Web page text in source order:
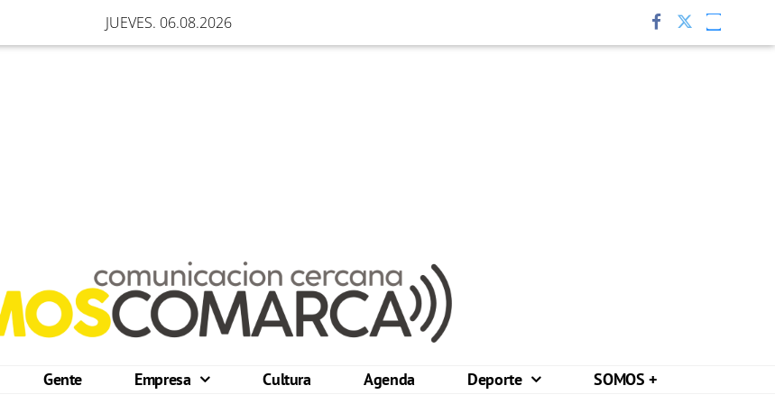
JUEVES. 06.08.2026
Gente Empresa Cultura Agenda Deporte SOMOS +